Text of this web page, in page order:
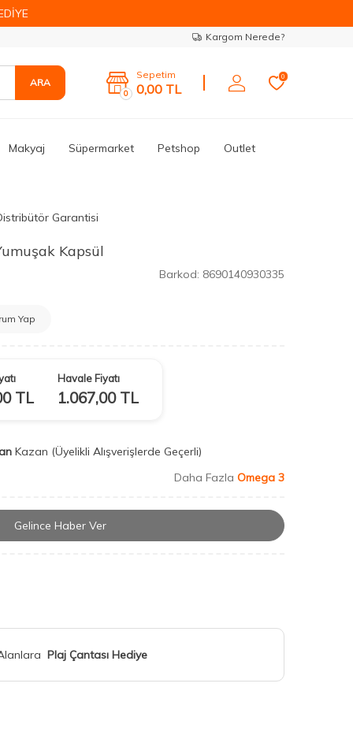
Kargom Nerede?
ARA
0
Sepetim
0,00 TL
0
Makyaj Süpermarket Petshop Outlet
Garantisi
Kapsül
Barkod: 8690140930335
Yap
TL
Havale Fiyatı
1.067,00TL
Kazan (Üyelikli Alışverişlerde Geçerli)
Daha Fazla Omega 3
Gelince Haber Ver
Plaj Çantası Hediye